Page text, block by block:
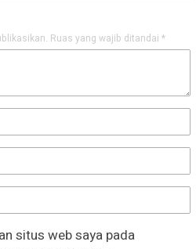
Ruas yang wajib ditandai *
situs web saya pada